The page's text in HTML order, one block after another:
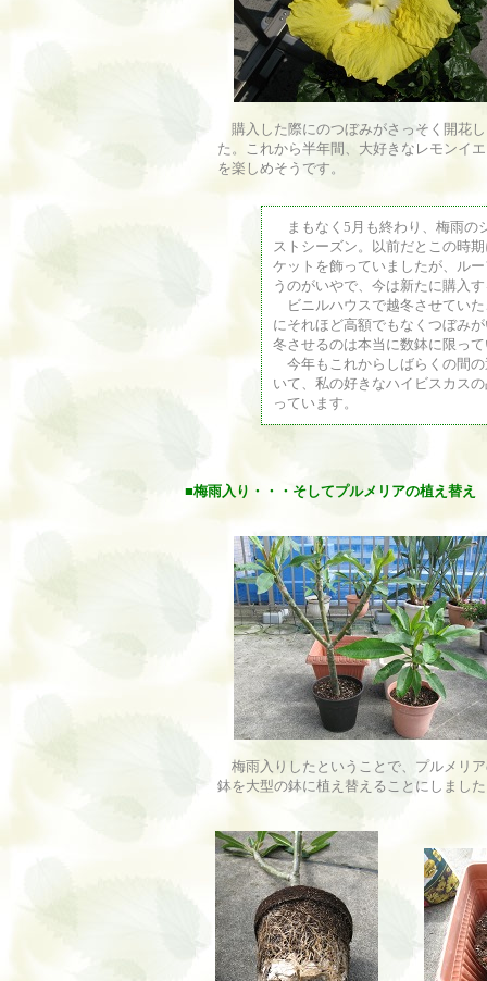
購入した際にのつぼみがさっそく開花
た。これから半年間、大好きなレモンイ
を楽しめそうです。
まもなく5月も終わり、梅雨の
ストシーズン。以前だとこの時
ケットを飾っていましたが、ル
うのがいやで、今は新たに購入
ビニルハウスで越冬させてい
にそれほど高額でもなくつぼみ
冬させるのは本当に数鉢に限っ
今年もこれからしばらくの間
いて、私の好きなハイビスカス
っています。
■梅雨入り・・・そしてプルメリアの植え替え
梅雨入りしたということで、プルメリ
鉢を大型の鉢に植え替えることにしまし